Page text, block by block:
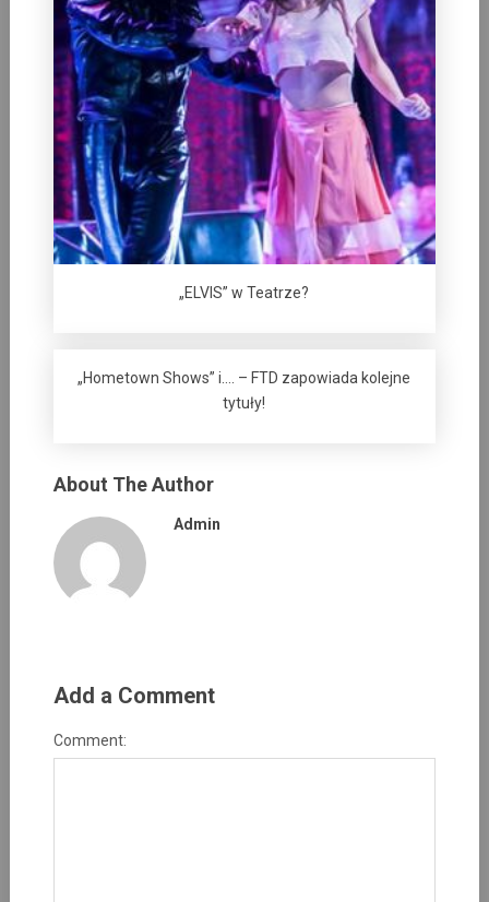
„ELVIS” w Teatrze?
„Hometown Shows” i…. – FTD zapowiada kolejne
tytuły!
About The Author
Admin
Add a Comment
Comment: